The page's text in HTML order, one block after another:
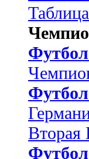
Вторая